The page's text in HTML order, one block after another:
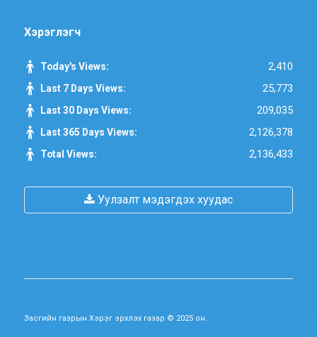
Хэрэглэгч
Today's Views: 2,410
Last 7 Days Views: 25,773
Last 30 Days Views: 209,035
Last 365 Days Views: 2,126,378
Total Views: 2,136,433
Уулзалт мэдэгдэх хуудас
Засгийн газрын Хэрэг эрхлэх газар © 2025 он.